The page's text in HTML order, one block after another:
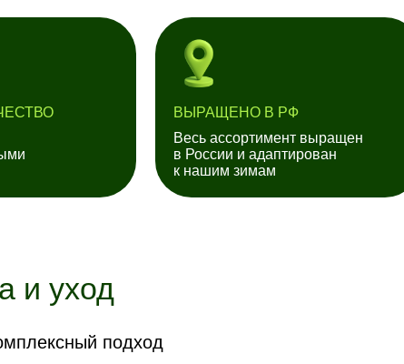
ВЫРАЩЕНО В РФ
Весь ассортимент выращен
в России и адаптирован
к нашим зимам
и уход
подход